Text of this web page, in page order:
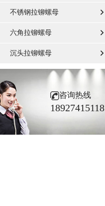
不锈钢拉铆螺母
六角拉铆螺母
沉头拉铆螺母
咨询热线
18927415118